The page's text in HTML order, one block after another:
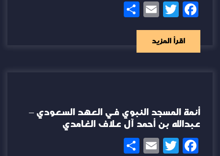
Facebook
Twitter
Email
اقرأ المزيد
أئمة المسجد النبوي في العهد السعودي –
عبدالله بن أحمد آل علاف الغامدي
Facebook
Twitter
Email